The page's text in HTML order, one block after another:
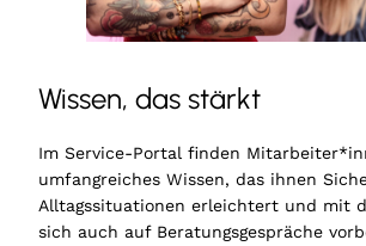
Wissen, das stärkt
Im Service-Portal finden
umfangreiches Wissen, das ihnen
Alltagssituationen erleichtert und mit
sich auch auf Beratungsgespräche